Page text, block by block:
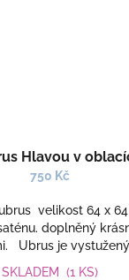
Hlavou v
750 Kč
velikost 64 x
doplněný
Ubrus je
SKLADEM (1 KS)